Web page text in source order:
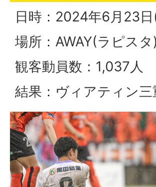
日時：2024年6月23
場所：AWAY(ラピスタ)
観客動員数：1,037人
結果：ヴィアティン三